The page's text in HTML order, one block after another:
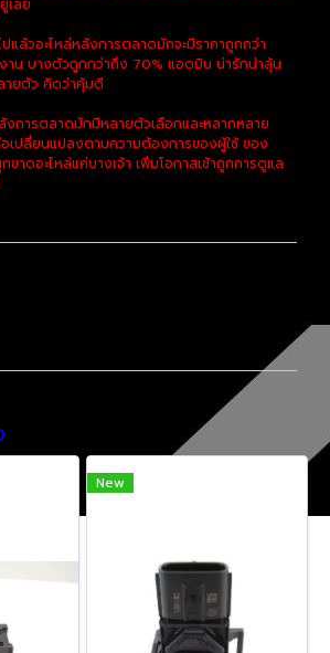
แล้วอะไหล่หลังการตลาดมักจะมีราคาถูกกว่า
งาน บางตัวถูกกว่าถึง 70% แอดมิน น่ารักน่าลุ้น
ยตัว คิดว่าคุ้มดี
งการตลาดมักมีหลายตัวเลือกและหลากหลาย
เปลี่ยนแปลงตามความต้องการของผู้ใช้ ของ
ขาดอะไหล่แค่บางเจ้า เพิ่มโอกาสเข้าถูกการดูแล
New